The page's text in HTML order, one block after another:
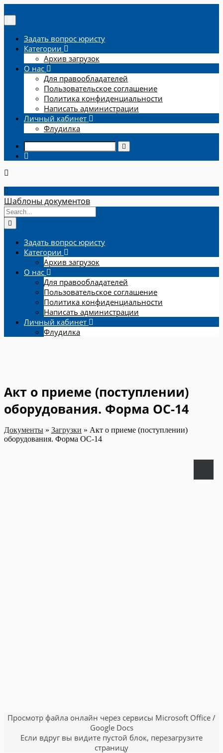
Задать вопрос юристу
Категории
Архив загрузок
О нас
Для правообладателей
Пользовательское соглашение
Политика конфиденциальности
Написать администрации
Личный кабинет
Флудилка
Шаблоны документов
Задать вопрос юристу
Категории
Архив загрузок
О нас
Для правообладателей
Пользовательское соглашение
Политика конфиденциальности
Написать администрации
Личный кабинет
Флудилка
Акт о приеме (поступлении)
оборудования. Форма ОС-14
Документы » Загрузки » Акт о приеме (поступлении)
оборудования. Форма ОС-14
Просмотр файла онлайн через сервисы Microsoft Office /
Google Docs
Если вдруг вы видите пустой блок, перезагрузите
страницу